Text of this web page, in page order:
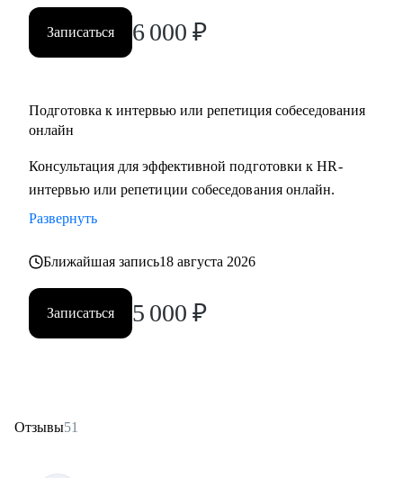
вами.
Записаться
6 000 ₽
Подготовка к интервью или репетиция собеседования
онлайн
Консультация для эффективной подготовки к HR-
интервью или репетиции собеседования онлайн.
Развернуть
Ближайшая запись18 августа 2026
Записаться 5 000 ₽
Отзывы51